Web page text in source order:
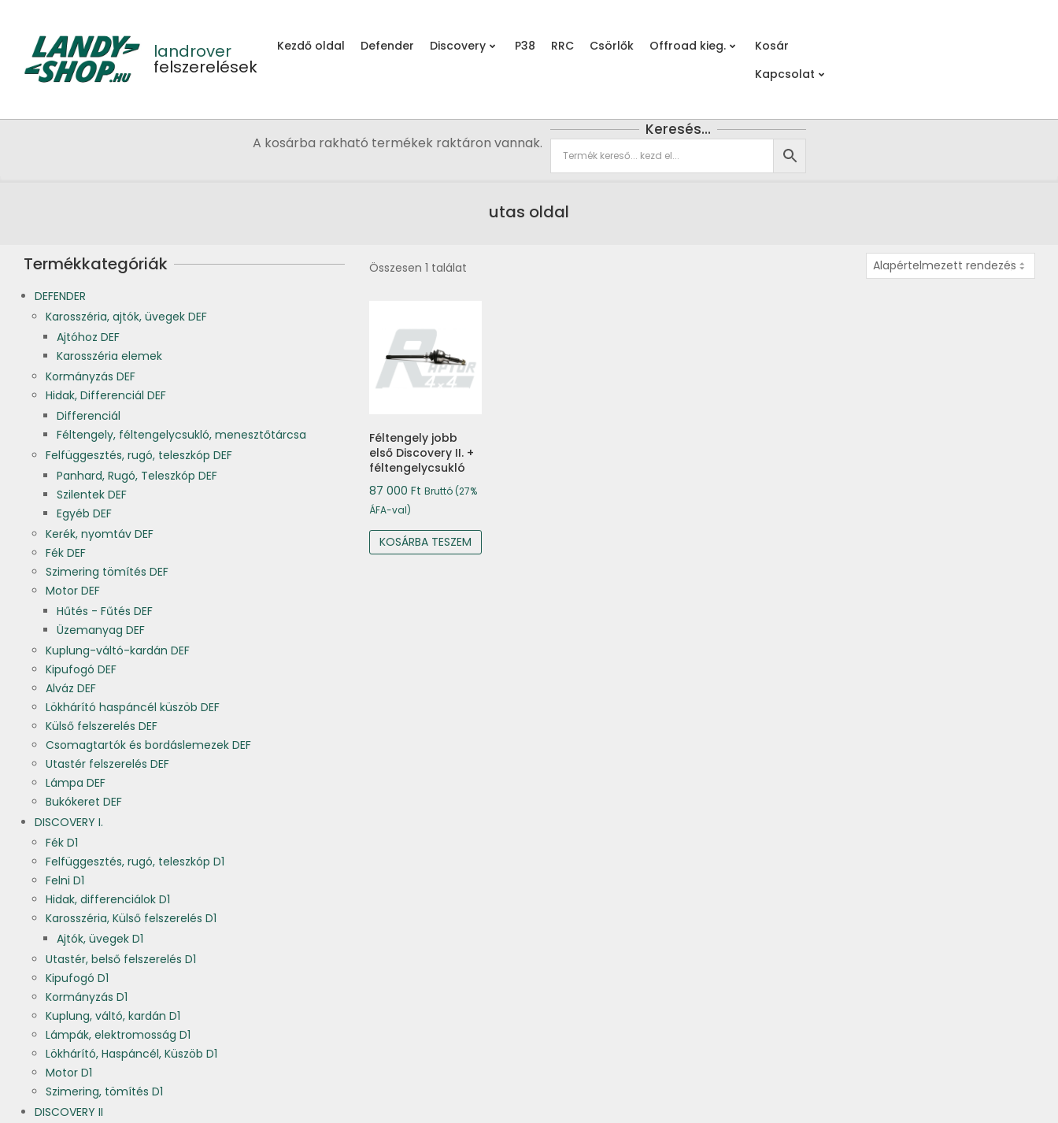
content
landrover
felszerelések
Kezdő oldal Defender Discovery P38 RRC Csörlők Offroad kieg.
Kosár
Kapcsolat
A kosárba rakható termékek raktáron vannak.
Keresés…
utas oldal
Összesen 1 találat
Féltengely jobb
első Discovery II. +
féltengelycsukló
87 000 Ft Bruttó (27%
ÁFA-val)
KOSÁRBA TESZEM
Termékkategóriák
DEFENDER
Karosszéria, ajtók, üvegek DEF
Ajtóhoz DEF
Karosszéria elemek
Kormányzás DEF
Hidak, Differenciál DEF
Differenciál
Féltengely, féltengelycsukló, menesztőtárcsa
Felfüggesztés, rugó, teleszkóp DEF
Panhard, Rugó, Teleszkóp DEF
Szilentek DEF
Egyéb DEF
Kerék, nyomtáv DEF
Fék DEF
Szimering tömítés DEF
Motor DEF
Hűtés - Fűtés DEF
Üzemanyag DEF
Kuplung-váltó-kardán DEF
Kipufogó DEF
Alváz DEF
Lökhárító haspáncél küszöb DEF
Külső felszerelés DEF
Csomagtartók és bordáslemezek DEF
Utastér felszerelés DEF
Lámpa DEF
Bukókeret DEF
DISCOVERY I.
Fék D1
Felfüggesztés, rugó, teleszkóp D1
Felni D1
Hidak, differenciálok D1
Karosszéria, Külső felszerelés D1
Ajtók, üvegek D1
Utastér, belső felszerelés D1
Kipufogó D1
Kormányzás D1
Kuplung, váltó, kardán D1
Lámpák, elektromosság D1
Lökhárító, Haspáncél, Küszöb D1
Motor D1
Szimering, tömítés D1
DISCOVERY II